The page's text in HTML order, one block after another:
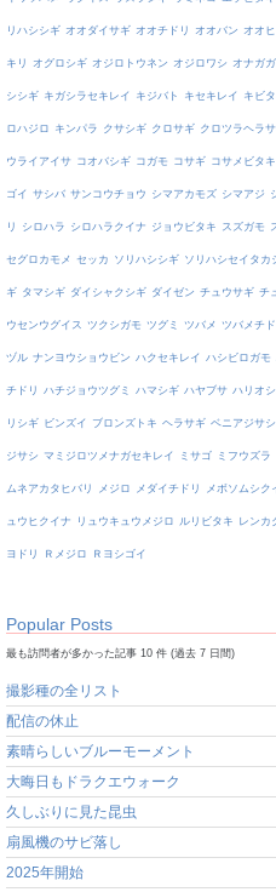
リハシシギ オオダイサギ オオチドリ オオバン オオ
キリ オグロシギ オジロトウネン オジロワシ オナガ
シシギ キガシラセキレイ キジバト キセキレイ キビ
ロハジロ キンパラ クサシギ クロサギ クロツラヘラ
ウライアイサ コオバシギ コガモ コサギ コサメビタキ
ゴイ サシバ サンコウチョウ シマアカモズ シマアジ
リ シロハラ シロハラクイナ ジョウビタキ スズガモ
セグロカモメ セッカ ソリハシシギ ソリハシセイタカ
ギ タマシギ ダイシャクシギ ダイゼン チュウサギ チ
ウセンウグイス ツクシガモ ツグミ ツバメ ツバメチド
ヅル ナンヨウショウビン ハクセキレイ ハシビロガモ
チドリ ハチジョウツグミ ハマシギ ハヤブサ ハリオ
リシギ ビンズイ ブロンズトキ ヘラサギ ベニアジサシ
ジサシ マミジロツメナガセキレイ ミサゴ ミフウズラ
ムネアカタヒバリ メジロ メダイチドリ メボソムシク
ュウヒクイナ リュウキュウメジロ ルリビタキ レンカ
ヨドリ Ｒメジロ Ｒヨシゴイ
Popular Posts
最も訪問者が多かった記事 10 件 (過去 7 日間)
撮影種の全リスト
配信の休止
素晴らしいブルーモーメント
大晦日もドラクエウォーク
久しぶりに見た昆虫
扇風機のサビ落し
2025年開始